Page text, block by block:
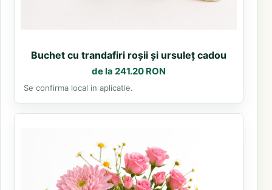
Buchet cu trandafiri roșii și ursuleț cadou
de la 241.20 RON
Se confirma local in aplicatie.